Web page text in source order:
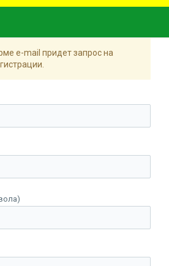
e-mail придет запрос на